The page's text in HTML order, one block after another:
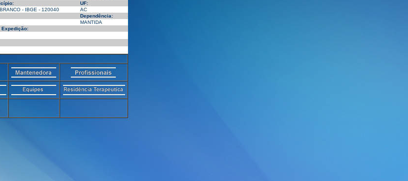
UF:
- IBGE - 120040
AC
Dependência:
MANTIDA
Expedição: